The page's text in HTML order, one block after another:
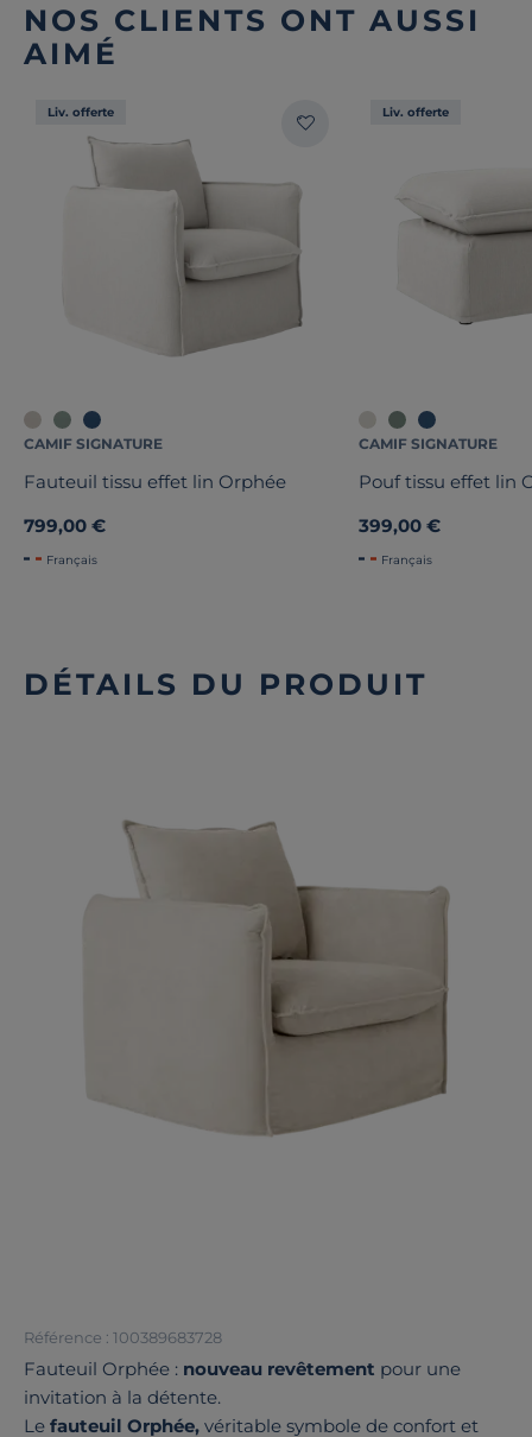
NOS CLIENTS ONT AUSSI
AIMÉ
Liv. offerte
CAMIF SIGNATURE
Fauteuil tissu effet lin Orphée
799,00 €
Français
Liv. offerte
CAMIF SIGNATURE
Pouf tissu effet lin
399,00 €
Français
DÉTAILS DU PRODUIT
Référence : 100389683728
Fauteuil Orphée : nouveau revêtement pour une
invitation à la détente.
Le fauteuil Orphée, véritable symbole de confort et